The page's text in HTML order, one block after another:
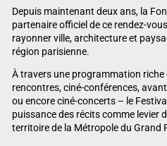
Depuis maintenant deux ans, la
partenaire officiel de ce rendez-
rayonner ville, architecture et
région parisienne.
À travers une programmation
rencontres, ciné-conférences,
ou encore ciné-concerts – le
puissance des récits comme levier
territoire de la Métropole du Grand